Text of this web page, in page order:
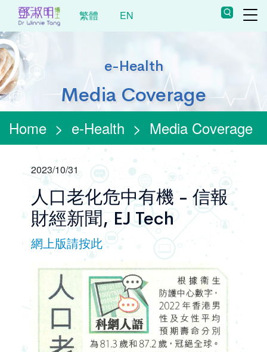
繁體 EN
e-Health
Media Coverage
Home > e-Health > Media Coverage
2023/10/31
人口老化危中有機 - 信報
財經新聞, EJ Tech
網上版請按此